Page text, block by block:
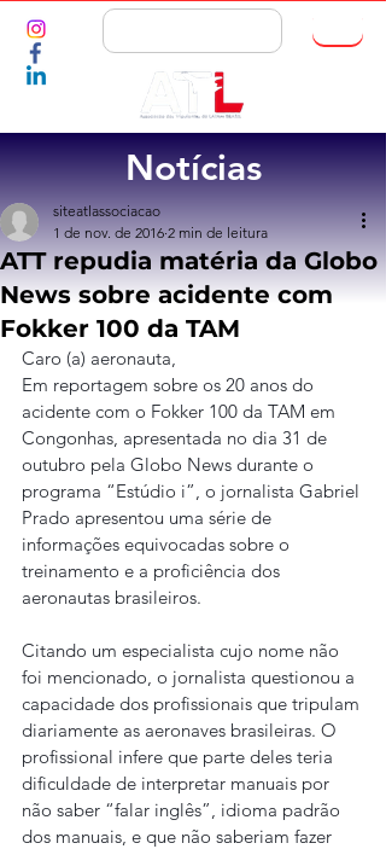
Notícias
ATT repudia matéria da Globo
News sobre acidente com
Fokker 100 da TAM
siteatlassociacao
1 de nov. de 2016 2 min de leitura
Caro (a) aeronauta,
Em reportagem sobre os 20 anos do
acidente com o Fokker 100 da TAM em
Congonhas, apresentada no dia 31 de
outubro pela Globo News durante o
programa “Estúdio i”, o jornalista Gabriel
Prado apresentou uma série de
informações equivocadas sobre o
treinamento e a proficiência dos
aeronautas brasileiros.
Citando um especialista cujo nome não
foi mencionado, o jornalista questionou a
capacidade dos profissionais que tripulam
diariamente as aeronaves brasileiras. O
profissional infere que parte deles teria
dificuldade de interpretar manuais por
não saber “falar inglês”, idioma padrão
dos manuais, e que não saberiam fazer